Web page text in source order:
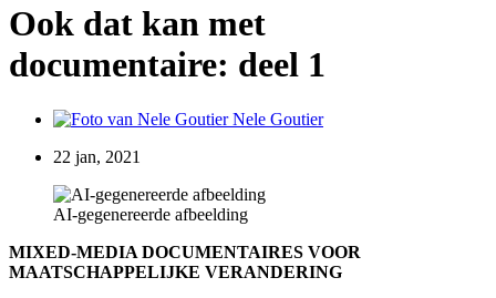
Ook dat kan met
documentaire: deel 1
Nele Goutier
22 jan, 2021
AI-gegenereerde afbeelding
MIXED-MEDIA DOCUMENTAIRES VOOR
MAATSCHAPPELIJKE VERANDERING